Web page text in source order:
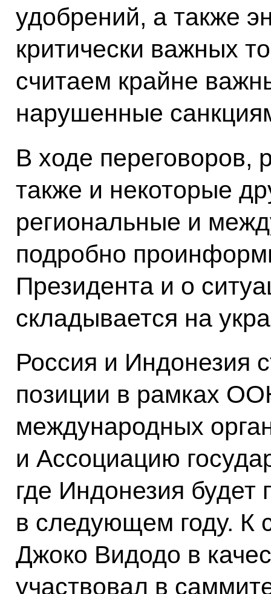
удобрений, а также
критически важных
считаем крайне
нарушенные
В ходе переговоров,
также и некоторые
региональные и
подробно
Президента и о
складывается на
Россия и Индонезия
позиции в рамках
международных
и Ассоциацию
где Индонезия будет
в следующем году. К
Джоко Видодо в
участвовал в